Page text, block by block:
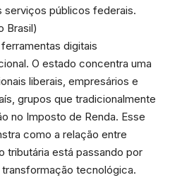
públicos federais.
Brasil)
digitais
O estado concentra uma
liberais, empresários e
grupos que tradicionalmente
no Imposto de Renda. Esse
como a relação entre
tributária está passando por
tecnológica.